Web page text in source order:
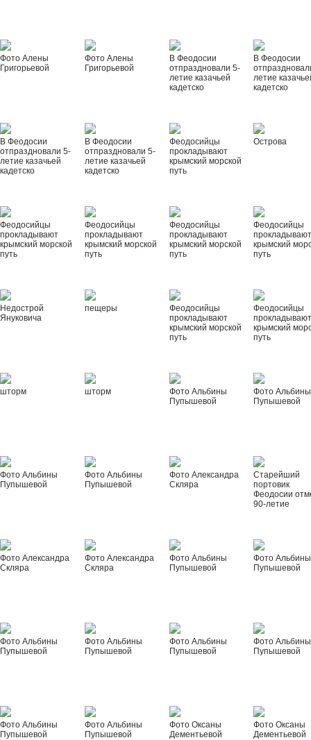
Фото Алены
Григорьевой
Фото Алены
Григорьевой
В Феодосии
отпраздновали 5-
летие казачьей
кадетско
В Феодосии
летие
кадетско
В Феодосии
отпраздновали 5-
летие казачьей
кадетско
В Феодосии
отпраздновали 5-
летие казачьей
кадетско
Феодосийцы
прокладывают
крымский морской
путь
Острова
Феодосийцы
прокладывают
крымский морской
путь
Феодосийцы
прокладывают
крымский морской
путь
Феодосийцы
прокладывают
крымский морской
путь
Феодосийцы
крымский
путь
Недострой
Януковича
пещеры
Феодосийцы
прокладывают
крымский морской
путь
Феодосийцы
крымский
путь
шторм шторм
Фото Альбины
Пупышевой
Фото Альбины
Пупышевой
Фото Альбины
Пупышевой
Фото Альбины
Пупышевой
Фото Александра
Скляра
Старейший
портовик
Феодосии
90-летие
Фото Александра
Скляра
Фото Александра
Скляра
Фото Альбины
Пупышевой
Фото Альбины
Пупышевой
Фото Альбины
Пупышевой
Фото Альбины
Пупышевой
Фото Альбины
Пупышевой
Фото Альбины
Пупышевой
Фото Альбины
Пупышевой
Фото Альбины
Пупышевой
Фото Оксаны
Дементьевой
Фото Оксаны
Дементьевой